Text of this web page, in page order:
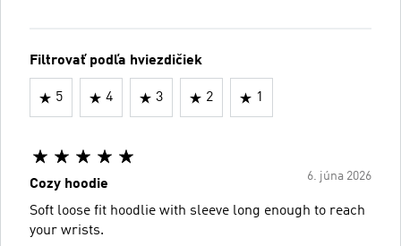
Filtrovať podľa hviezdičiek
5 4 3 2 1
6. júna 2026
Cozy hoodie
Soft loose fit hoodlie with sleeve long enough to reach
your wrists.